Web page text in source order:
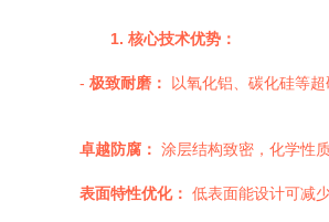
1. 核心技术优势：
- 极致耐磨： 以氧化铝、碳化硅等
卓越防腐： 涂层结构致密，化学性
表面特性优化： 低表面能设计可减